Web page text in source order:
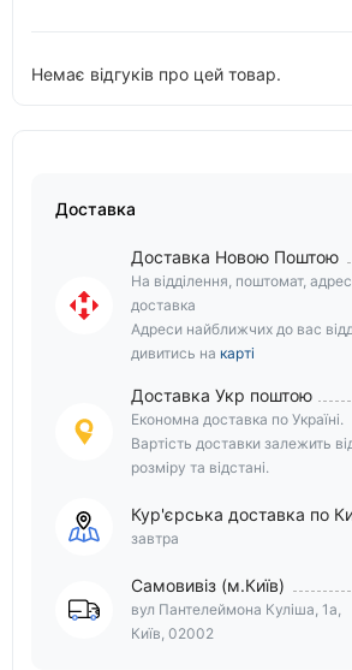
Немає відгуків про цей товар.
Доставка
Доставка Новою Поштою
На відділення, поштомат,
доставка
Адреси найближчих до вас
дивитись на карті
Доставка Укр поштою
Економна доставка по Україні.
Вартість доставки залежить
розміру та відстані.
Кур'єрська доставка по
завтра
Самовивіз (м.Київ)
вул Пантелеймона Куліша, 1а,
Київ, 02002